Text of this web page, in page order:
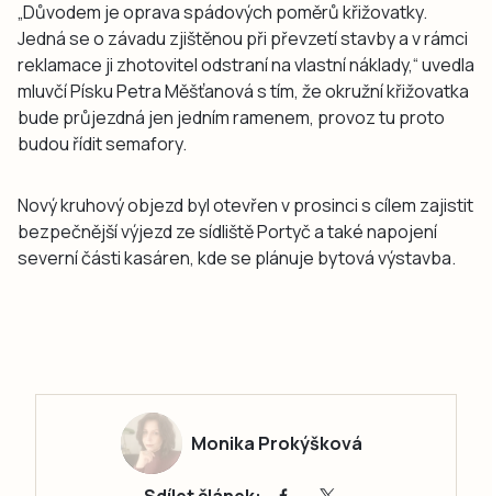
„Důvodem je oprava spádových poměrů křižovatky.
Jedná se o závadu zjištěnou při převzetí stavby a v rámci
reklamace ji zhotovitel odstraní na vlastní náklady,“ uvedla
mluvčí Písku Petra Měšťanová s tím, že okružní křižovatka
bude průjezdná jen jedním ramenem, provoz tu proto
budou řídit semafory.
Nový kruhový objezd byl otevřen v prosinci s cílem zajistit
bezpečnější výjezd ze sídliště Portyč a také napojení
severní části kasáren, kde se plánuje bytová výstavba.
Monika Prokýšková